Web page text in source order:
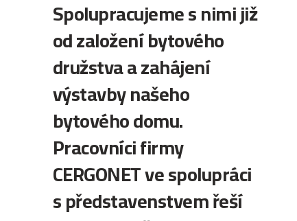
Spolupracujeme s nimi již
od založení bytového
družstva a zahájení
výstavby našeho
bytového domu.
Pracovníci firmy
CERGONET ve spolupráci
s představenstvem řeší